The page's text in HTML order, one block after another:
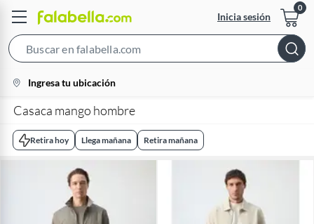
Inicia sesión
Bar
location-
icon
Ingresa tu ubicación
Casaca mango hombre
Retira hoy Llega mañana Retira mañana